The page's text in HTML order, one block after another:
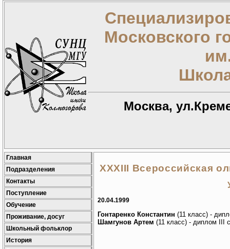
Московского
Москва,
Главная
Подразделения
Контакты
Поступление
Обучение
Проживание, досуг
Школьный фольклор
История
XXXIII Всероссийская
20.04.1999
Гонтаренко Константин (11 класс) -
Шамгунов Артем (11 класс) - диплом III